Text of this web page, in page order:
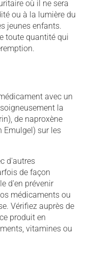
où il ne sera
ou à la lumière du
jeunes enfants.
toute quantité qui
avec un
la
de naproxène
Emulgel) sur les
d'autres
de façon
d'en prévenir
médicaments ou
Vérifiez auprès de
produit en
vitamines ou